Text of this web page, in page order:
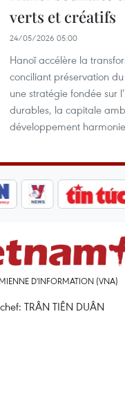
verts et créatifs
24/05/2026 05:00
Hanoï accélère la
conciliant préservation
une stratégie fondée sur
durables, la capitale
développement
D'INFORMATION (VNA)
TRÂN TIÊN DUÂN